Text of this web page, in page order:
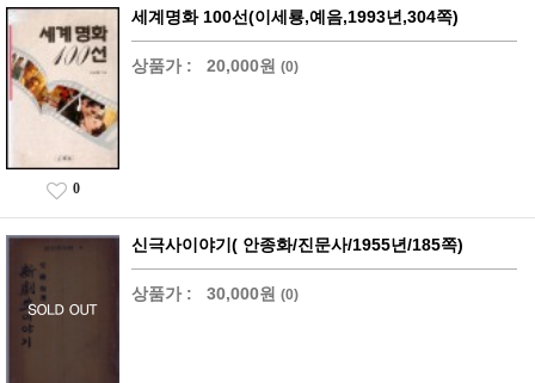
세계명화 100선(이세룡,예음,1993년,304쪽)
상품가 : 20,000원 (0)
0
신극사이야기( 안종화/진문사/1955년/185쪽)
상품가 : 30,000원 (0)